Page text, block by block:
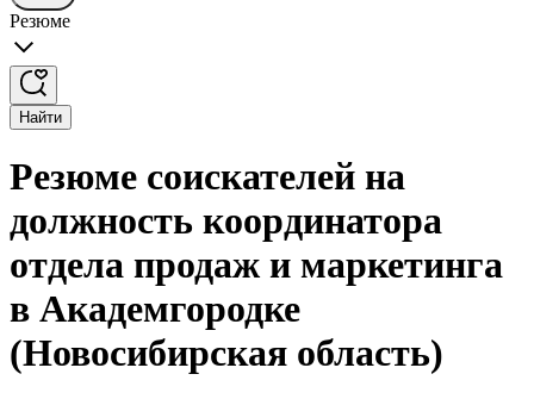
Резюме
Найти
Резюме соискателей на
должность координатора
отдела продаж и маркетинга
в Академгородке
(Новосибирская область)